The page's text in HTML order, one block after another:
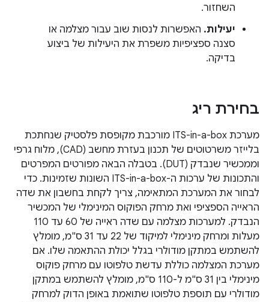
השחזור.
יעילות. האפשרות לנסות שוב עבור מצלמה או
סצנה ספציפיות משפרת את היעילות של ביצוע
בדיקה.
בחירת ריג
מערכת ITS-in-a-box מורכבת מקופסת פלסטיק שנחתכת
בלייזר משרטוטים של תכנון בעזרת מחשב (CAD), מלוח גרפי
וממכשיר שנבדק (DUT). בטבלה הבאה מפורטים המפרטים
והתכונות של ערכות ה-ITS-in-a-box השונות שזמינות. כדי
לבחור את המערכת המתאימה, צריך לקחת בחשבון את שדה
הראייה הספציפי ואת מרחק הפוקוס המינימלי של המכשיר
הנבדק. למערכות מצלמה עם שדה ראייה של 60 עד 110
מעלות ומרחק מינימלי למיקוד של 22 עד 31 ס"מ, מומלץ
להשתמש במתקן מודולרי בגלל יכולת ההתאמה שלו. אם
מערכת המצלמה כוללת עדשת טלפוטו עם מרחק פוקוס
מינימלי בין 31 ס"מ ל-110 ס"מ, מומלץ להשתמש במתקן
מודולרי עם תוספת טלפוטו שתואמת באופן הדוק למרחק